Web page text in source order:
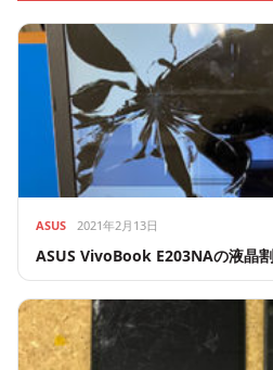
ASUS 2021年2月13日
ASUS VivoBook E203NAの液晶